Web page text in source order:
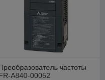
частоты
A840-00052